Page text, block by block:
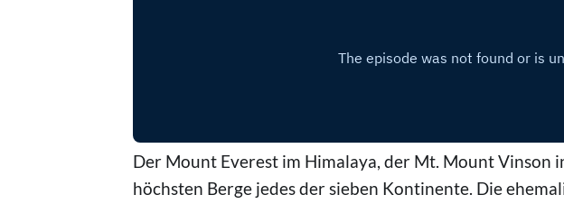
Der Mount Everest im Himalaya, der Mt. Mount Vinson
höchsten Berge jedes der sieben Kontinente. Die